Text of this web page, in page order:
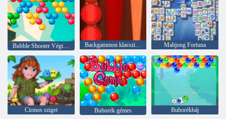
Backgammon klasszikus Mahjong Fortuna
Cirmos sziget Buborék gémes Buborékbáj